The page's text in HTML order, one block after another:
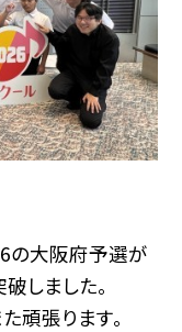
の大阪府予選が
しました。
頑張ります。